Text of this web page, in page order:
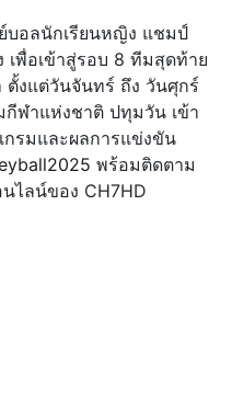
ย์บอลนักเรียนหญิง แชมป์
เพื่อเข้าสู่รอบ 8 ทีมสุดท้าย
งแต่วันจันทร์ ถึง วันศุกร์
ฬาแห่งชาติ ปทุมวัน เข้า
รมและผลการแข่งขัน
พร้อมติดตาม
ไลน์ของ CH7HD